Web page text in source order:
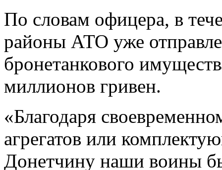
По словам офицера, в
районы АТО уже
бронетанкового
миллионов гривен.
«Благодаря
агрегатов или
Донетчину наши воины